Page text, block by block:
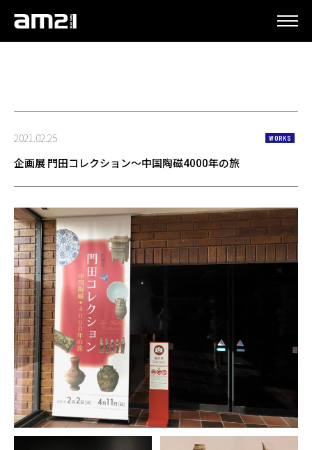
2021.02.25 WORKS
企画展 門田コレクション～中国陶磁4000年の旅